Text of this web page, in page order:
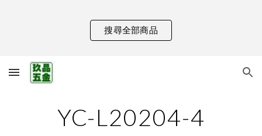
Skip to main content
搜尋全部商品
YC-L20204-4